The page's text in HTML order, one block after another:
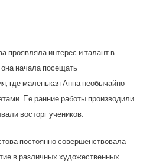
проявляла интерес и талант в
начала посещать
где маленькая Анна необычайно
Ее ранние работы производили
восторг учеников.
постоянно совершенствовала
в различных художественных